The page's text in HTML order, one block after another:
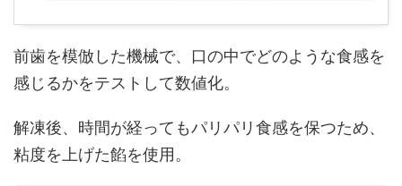
前歯を模倣した機械で、口の中でどのような食感を
感じるかをテストして数値化。
解凍後、時間が経ってもパリパリ食感を保つため、
粘度を上げた餡を使用。